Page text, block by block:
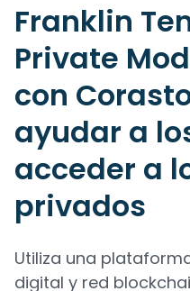
Franklin
Private
con
ayudar a
acceder a
privados
Utiliza una
digital y red